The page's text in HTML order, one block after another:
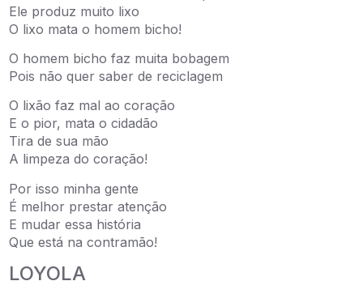
Ele produz muito lixo
O lixo mata o homem bicho!
O homem bicho faz muita bobagem
Pois não quer saber de reciclagem
O lixão faz mal ao coração
E o pior, mata o cidadão
Tira de sua mão
A limpeza do coração!
Por isso minha gente
É melhor prestar atenção
E mudar essa história
Que está na contramão!
LOYOLA